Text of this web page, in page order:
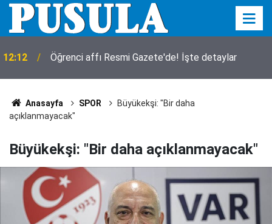
12:12 Öğrenci affı Resmi Gazete'de! İşte detaylar
Anasayfa SPOR
Büyükekşi: "Bir daha
açıklanmayacak"
Büyükekşi: "Bir daha açıklanmayacak"